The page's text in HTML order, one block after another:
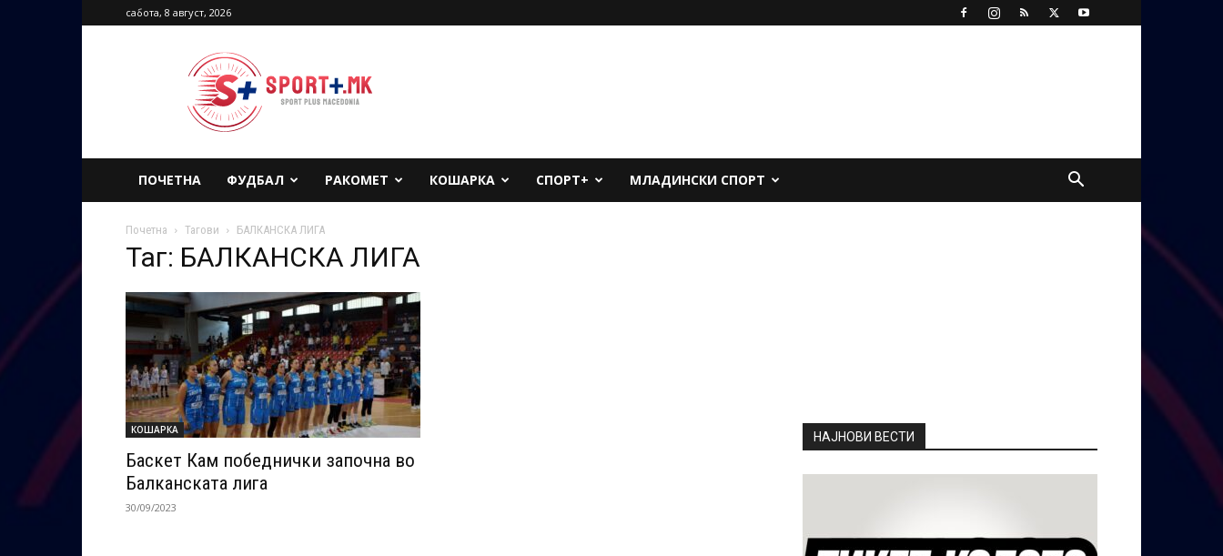
сабота, 8 август, 2026
Sport
Plus
Macedonia
ПОЧЕТНА ФУДБАЛ РАКОМЕТ КОШАРКА СПОРТ+ МЛАДИНСКИ СПОРТ
Почетна Тагови БАЛКАНСКА ЛИГА
Таг: БАЛКАНСКА ЛИГА
КОШАРКА
Баскет Кам победнички започна во
Балканската лига
30/09/2023
НАЈНОВИ ВЕСТИ